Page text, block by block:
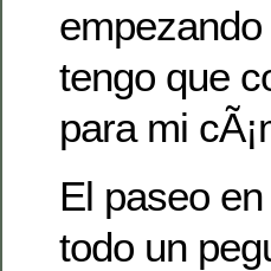
tengo que
para mi
El paseo
todo un